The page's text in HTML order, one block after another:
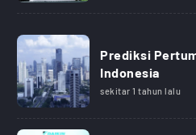
Prediksi
Indonesia
sekitar 1 tahun lalu